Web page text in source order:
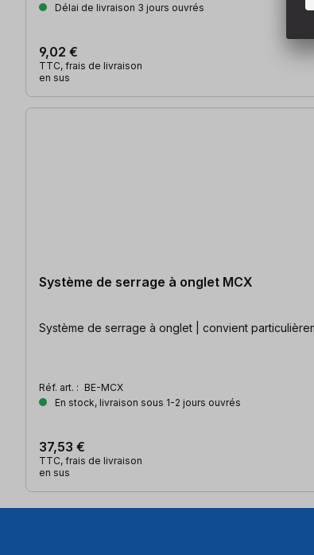
Délai de livraison 3 jours ouvrés
9,02 €
TTC, frais de livraison
en sus
Système de serrage à onglet MCX
Système de serrage à onglet | convient
Réf. art. : BE-MCX
En stock, livraison sous 1-2 jours ouvrés
37,53 €
TTC, frais de livraison
en sus